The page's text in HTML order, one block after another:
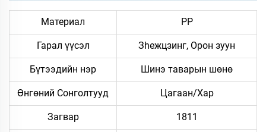
Материал PP
Гарал үүсэл Зheжцзинг, Орон зуун
Бүтээдийн нэр Шинэ таварын шөнө
Өнгөний Сонголтууд Цагаан/Хар
Загвар 1811